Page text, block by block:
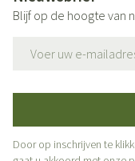
Blijf op de hoogte van
Door op inschrijven te